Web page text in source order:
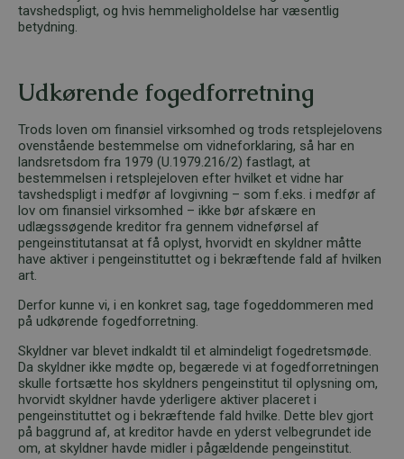
tavshedspligt, og hvis hemmeligholdelse har væsentlig
betydning.
Udkørende fogedforretning
Trods loven om finansiel virksomhed og trods retsplejelovens
ovenstående bestemmelse om vidneforklaring, så har en
landsretsdom fra 1979 (U.1979.216/2) fastlagt, at
bestemmelsen i retsplejeloven efter hvilket et vidne har
tavshedspligt i medfør af lovgivning – som f.eks. i medfør af
lov om finansiel virksomhed – ikke bør afskære en
udlægssøgende kreditor fra gennem vidneførsel af
pengeinstitutansat at få oplyst, hvorvidt en skyldner måtte
have aktiver i pengeinstituttet og i bekræftende fald af hvilken
art.
Derfor kunne vi, i en konkret sag, tage fogeddommeren med
på udkørende fogedforretning.
Skyldner var blevet indkaldt til et almindeligt fogedretsmøde.
Da skyldner ikke mødte op, begærede vi at fogedforretningen
skulle fortsætte hos skyldners pengeinstitut til oplysning om,
hvorvidt skyldner havde yderligere aktiver placeret i
pengeinstituttet og i bekræftende fald hvilke. Dette blev gjort
på baggrund af, at kreditor havde en yderst velbegrundet ide
om, at skyldner havde midler i pågældende pengeinstitut.